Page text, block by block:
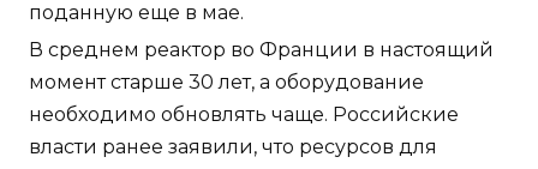
поданную еще в мае.
В среднем реактор во Франции в настоящий
момент старше 30 лет, а оборудование
необходимо обновлять чаще. Российские
власти ранее заявили, что ресурсов для